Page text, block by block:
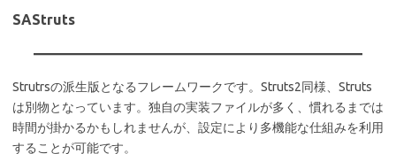
SAStruts
Strutrsの派生版となるフレームワークです。Struts2同様、Struts
は別物となっています。独自の実装ファイルが多く、慣れるまでは
時間が掛かるかもしれませんが、設定により多機能な仕組みを利用
することが可能です。